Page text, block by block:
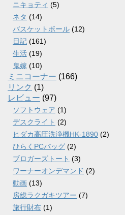
ニキョティ (5)
ネタ (14)
バスケットボール (12)
日記 (161)
生活 (19)
鬼嫁 (10)
ミニコーナー (166)
リンク (1)
レビュー (97)
ソフトウェア (1)
デスクライト (2)
ヒダカ高圧洗浄機HK-1890 (2)
ひらくPCバッグ (2)
ブロガーズトート (3)
ワーナーオンデマンド (2)
動画 (13)
房総ラクガキツアー (7)
旅行財布 (1)